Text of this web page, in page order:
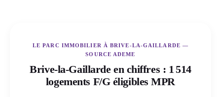
LE PARC IMMOBILIER À BRIVE-LA-GAILLARDE —
SOURCE ADEME
Brive-la-Gaillarde en chiffres : 1 514
logements F/G éligibles MPR